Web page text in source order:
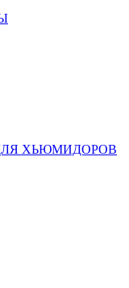
ХЬЮМИДОРОВ